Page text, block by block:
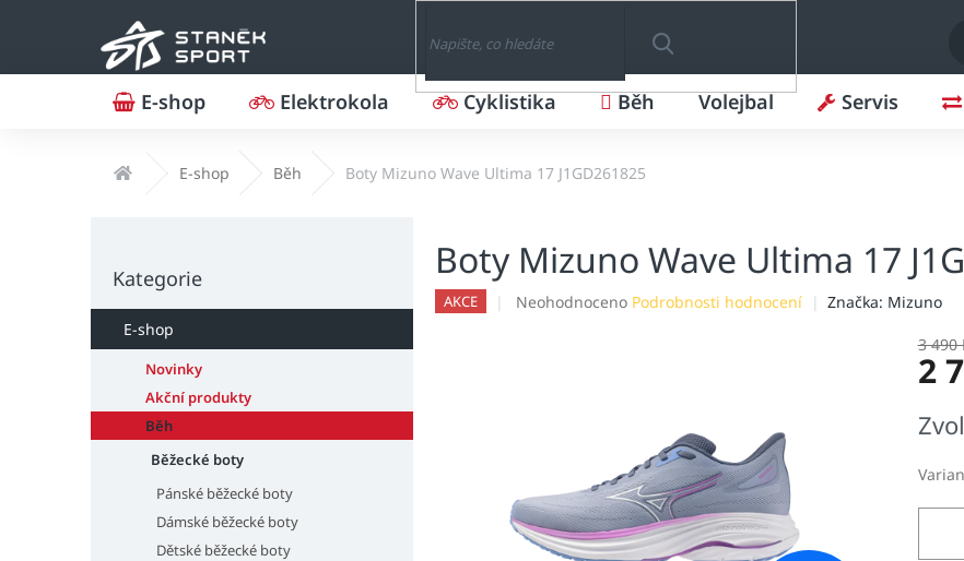
HLEDAT
E-shop Elektrokola Cyklistika Běh Volejbal Servis
Domů E-shop Běh Boty Mizuno Wave Ultima 17 J1GD261825
a
í
p
kategorie
Kategorie
E-shop
Novinky
Akční produkty
Běh
Běžecké boty
Pánské běžecké boty
Dámské běžecké boty
Dětské běžecké boty
Boty Mizuno Wave Ultima 17
AKCE
Průměrné
Neohodnoceno Podrobnosti hodnocení Značka: Mizuno
3 490
2
cena: